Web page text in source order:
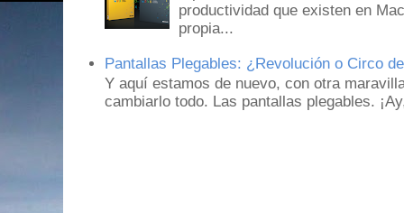
productividad que existen en
propia...
Pantallas Plegables: ¿Revolución o Circo
Y aquí estamos de nuevo, con otra
cambiarlo todo. Las pantallas plegables.